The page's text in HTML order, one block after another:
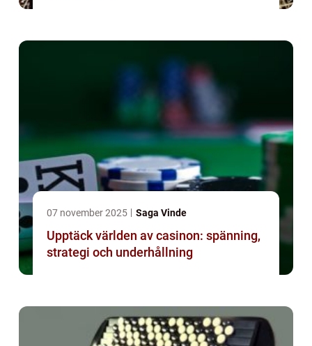
07 november 2025 Saga Vinde
Upptäck världen av casinon: spänning,
strategi och underhållning